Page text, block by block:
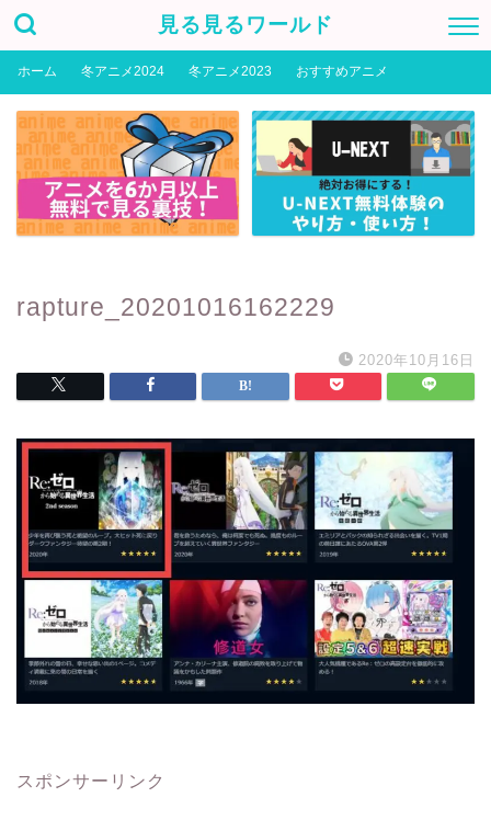
見る見るワールド
ホーム 冬アニメ2024 冬アニメ2023 おすすめアニメ
rapture_20201016162229
2020年10月16日
スポンサーリンク